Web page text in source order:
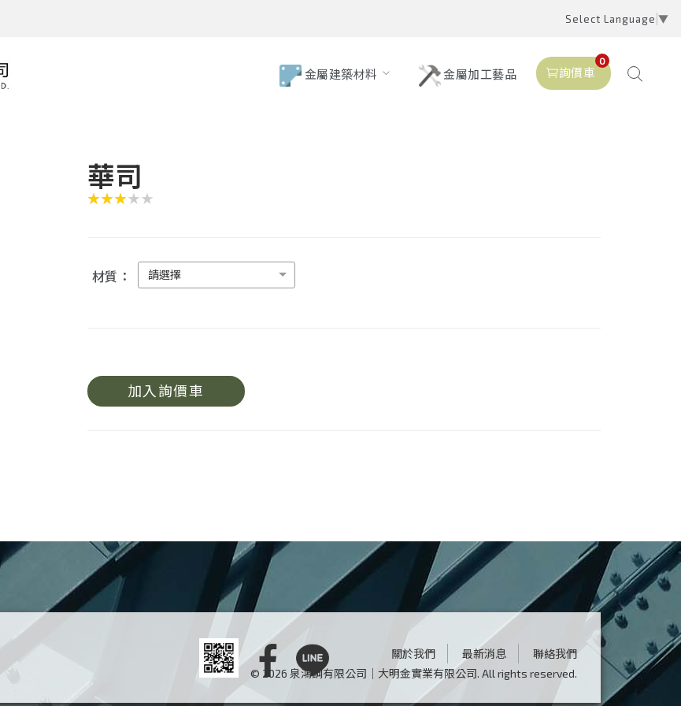
Select Language ▼
金屬建築材料 金屬加工藝品 詢價車
0
華司
材質： 請選擇
加入詢價車
關於我們 最新消息
聯絡我們
© 2026 泉鴻鋼有限公司｜大明金實業有限公司. All rights reserved.